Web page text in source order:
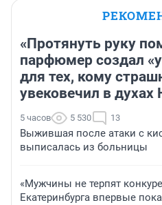
«Протянуть руку
парфюмер создал
для тех, кому
увековечил в духах
5 часов 5 530 13
Выжившая после атаки с
выписалась из больницы
«Мужчины не терпят
Екатеринбурга впервые